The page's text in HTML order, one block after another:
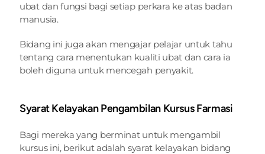
ubat dan fungsi bagi setiap perkara ke atas badan
manusia.
Bidang ini juga akan mengajar pelajar untuk tahu
tentang cara menentukan kualiti ubat dan cara ia
boleh diguna untuk mencegah penyakit.
Syarat Kelayakan Pengambilan Kursus Farmasi
Bagi mereka yang berminat untuk mengambil
kursus ini, berikut adalah syarat kelayakan bidang